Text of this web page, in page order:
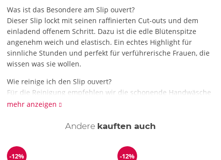
Was ist das Besondere am Slip ouvert?
Dieser Slip lockt mit seinen raffinierten Cut-outs und dem
einladend offenem Schritt. Dazu ist die edle Blütenspitze
angenehm weich und elastisch. Ein echtes Highlight für
sinnliche Stunden und perfekt für verführerische Frauen, die
wissen was sie wollen.
Wie reinige ich den Slip ouvert?
Für die Reinigung empfehlen wir die schonende Handwäsche
mit Feinwaschmittel.
mehr anzeigen
Andere kauften auch
-12% -12%